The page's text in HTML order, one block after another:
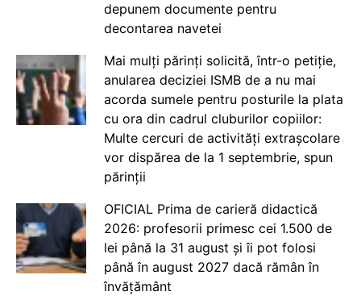
depunem documente pentru
decontarea navetei
Mai mulți părinți solicită, într-o petiție,
anularea deciziei ISMB de a nu mai
acorda sumele pentru posturile la plata
cu ora din cadrul cluburilor copiilor:
Multe cercuri de activități extrașcolare
vor dispărea de la 1 septembrie, spun
părinții
OFICIAL Prima de carieră didactică
2026: profesorii primesc cei 1.500 de
lei până la 31 august și îi pot folosi
până în august 2027 dacă rămân în
învățământ